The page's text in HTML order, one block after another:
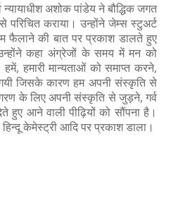
न्यायाधीश अशोक पांडेय ने बौद्धिक जगत
परिचित कराया। उन्होंने जेम्स स्टुअर्ट
फैलाने की बात पर प्रकाश डालते हुए
कहा अंग्रेजों के समय में मन को
हमारी मान्यताओं को समाप्त करने,
गयी जिसके कारण हम अपनी संस्कृति से
के लिए अपनी संस्कृति से जुड़ने, गर्व
हुए आने वाली पीढ़ियों को सौंपना है।
हिन्दू केमेस्ट्री आदि पर प्रकाश डाला।